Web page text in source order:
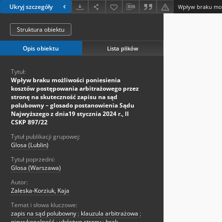
Ukryj szczegóły
Struktura obiektu
Opis obiektu Lista plików
Tytuł:
Wpływ braku możliwości poniesienia
kosztów postępowania arbitrażowego przez
stronę na skuteczność zapisu na sąd
polubowny – glosado postanowienia Sądu
Najwyższego z dnia19 stycznia 2024 r., II
CSKP 897/22
Tytuł publikacji grupowej:
Glosa (Lublin)
Tytuł poprzedni:
Glosa (Warszawa)
Autor:
Zaleska-Korziuk, Kaja
Temat i słowa kluczowe:
zapis na sąd polubowny ; klauzula arbitrażowa ;